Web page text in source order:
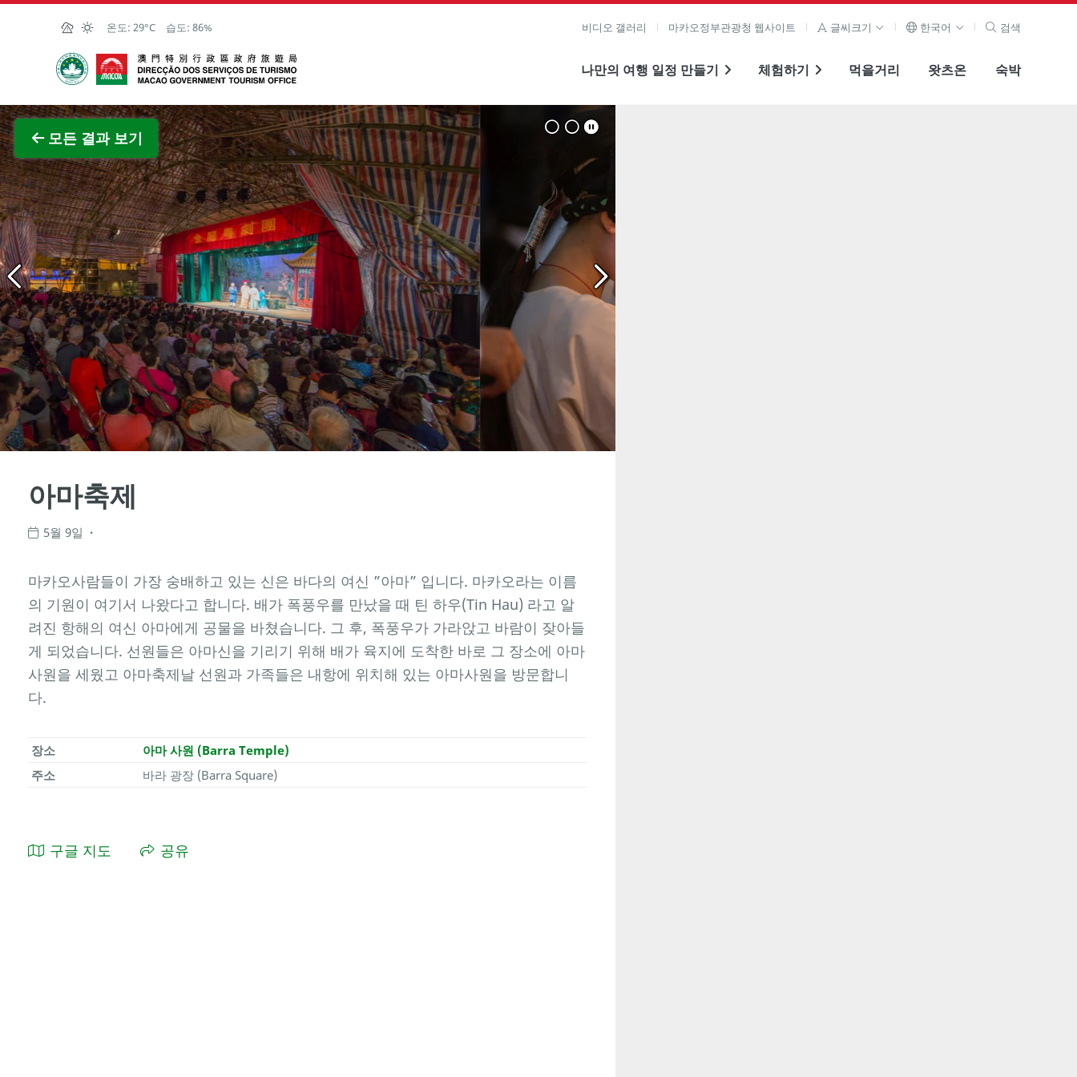
Skip to Main Content
온도: 29°C 습도: 86% 비디오 갤러리 마카오정부관광청 웹사이트 글씨크기 한국어 검색
마카오정부관광청
나만의 여행 일정 만들기 체험하기 먹을거리 왓츠온 숙박
모든 결과 보기
전체 이미지 보기
아마축제
5월 9일
마카오사람들이 가장 숭배하고 있는 신은 바다의 여신 ”아마” 입니다. 마카오라는 이름
의 기원이 여기서 나왔다고 합니다. 배가 폭풍우를 만났을 때 틴 하우(Tin Hau) 라고 알
려진 항해의 여신 아마에게 공물을 바쳤습니다. 그 후, 폭풍우가 가라앉고 바람이 잦아들
게 되었습니다. 선원들은 아마신을 기리기 위해 배가 육지에 도착한 바로 그 장소에 아마
사원을 세웠고 아마축제날 선원과 가족들은 내항에 위치해 있는 아마사원을 방문합니
다.
장소
아마 사원 (Barra Temple)
주소
바라 광장 (Barra Square)
구글 지도 공유